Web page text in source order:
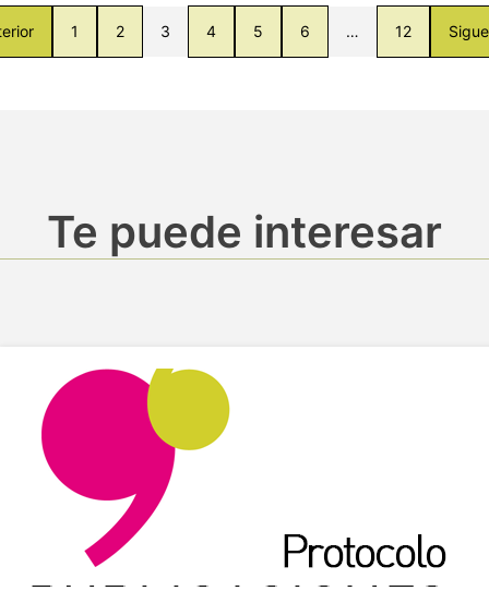
1 2 3 4 5 6 … 12
Te puede interesar